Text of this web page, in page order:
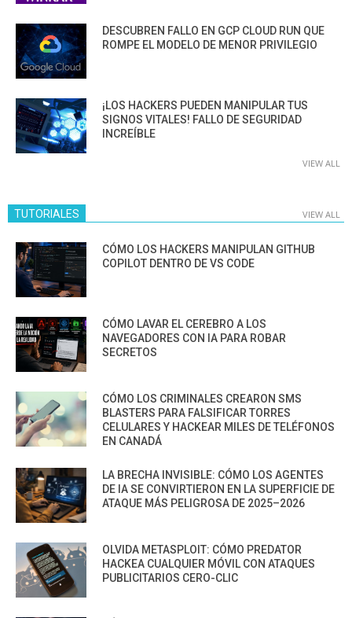
DESCUBREN FALLO EN GCP CLOUD RUN QUE
ROMPE EL MODELO DE MENOR PRIVILEGIO
¡LOS HACKERS PUEDEN MANIPULAR TUS
SIGNOS VITALES! FALLO DE SEGURIDAD
INCREÍBLE
VIEW ALL
TUTORIALES VIEW ALL
CÓMO LOS HACKERS MANIPULAN GITHUB
COPILOT DENTRO DE VS CODE
CÓMO LAVAR EL CEREBRO A LOS
NAVEGADORES CON IA PARA ROBAR
SECRETOS
CÓMO LOS CRIMINALES CREARON SMS
BLASTERS PARA FALSIFICAR TORRES
CELULARES Y HACKEAR MILES DE TELÉFONOS
EN CANADÁ
LA BRECHA INVISIBLE: CÓMO LOS AGENTES
DE IA SE CONVIRTIERON EN LA SUPERFICIE DE
ATAQUE MÁS PELIGROSA DE 2025–2026
OLVIDA METASPLOIT: CÓMO PREDATOR
HACKEA CUALQUIER MÓVIL CON ATAQUES
PUBLICITARIOS CERO-CLIC